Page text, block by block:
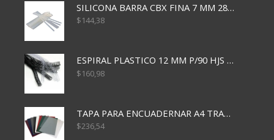
SILICONA BARRA CBX FINA 7 MM 28 CM
$144,38
ESPIRAL PLASTICO 12 MM P/90 HJS X50X1500
$160,98
TAPA PARA ENCUADERNAR A4 TRANSP x50x500
$236,54